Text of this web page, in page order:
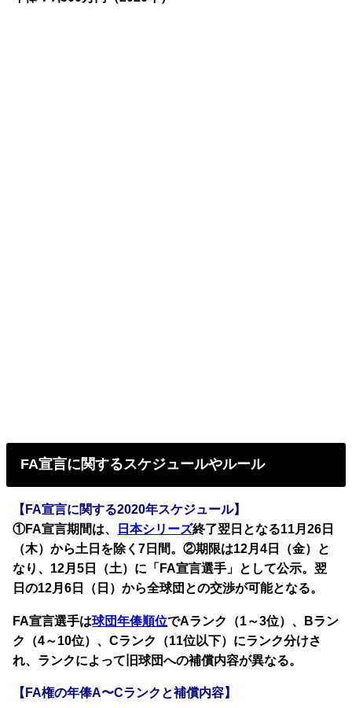
FA宣言に関するスケジュールやルール
【FA宣言に関する2020年スケジュール】
①FA宣言期間は、
日本シリーズ終了翌日となる11月26日
（木）から土日を除く7日間。②期限は12月4日（金）と
なり、12月5日（土）に「FA宣言選手」として公示。翌
日の12月6日（日）から全球団との交渉が可能となる。
FA宣言選手は球団年俸順位でAランク（1～3位）、Bラン
ク（4～10位）、Cランク（11位以下）にランク分けさ
れ、ランクによって旧球団への補償内容が異なる。
【FA権の年俸A〜Cランクと補償内容】